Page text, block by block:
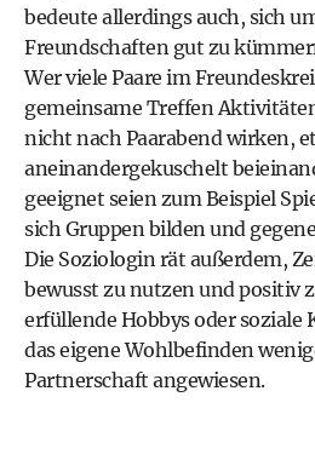
bedeute allerdings auch, sich
Freundschaften gut zu
Wer viele Paare im
gemeinsame Treffen
nicht nach Paarabend wirken,
aneinandergekuschelt
geeignet seien zum Beispiel
sich Gruppen bilden und
Die Soziologin rät außerdem,
bewusst zu nutzen und positiv
erfüllende Hobbys oder soziale
das eigene Wohlbefinden
Partnerschaft angewiesen.